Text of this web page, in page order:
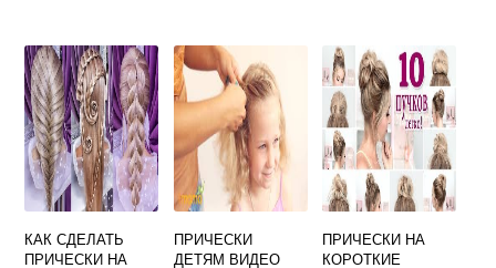
КАК СДЕЛАТЬ
ПРИЧЕСКИ НА
ПРИЧЕСКИ
ДЕТЯМ ВИДЕО
ПРИЧЕСКИ НА
КОРОТКИЕ